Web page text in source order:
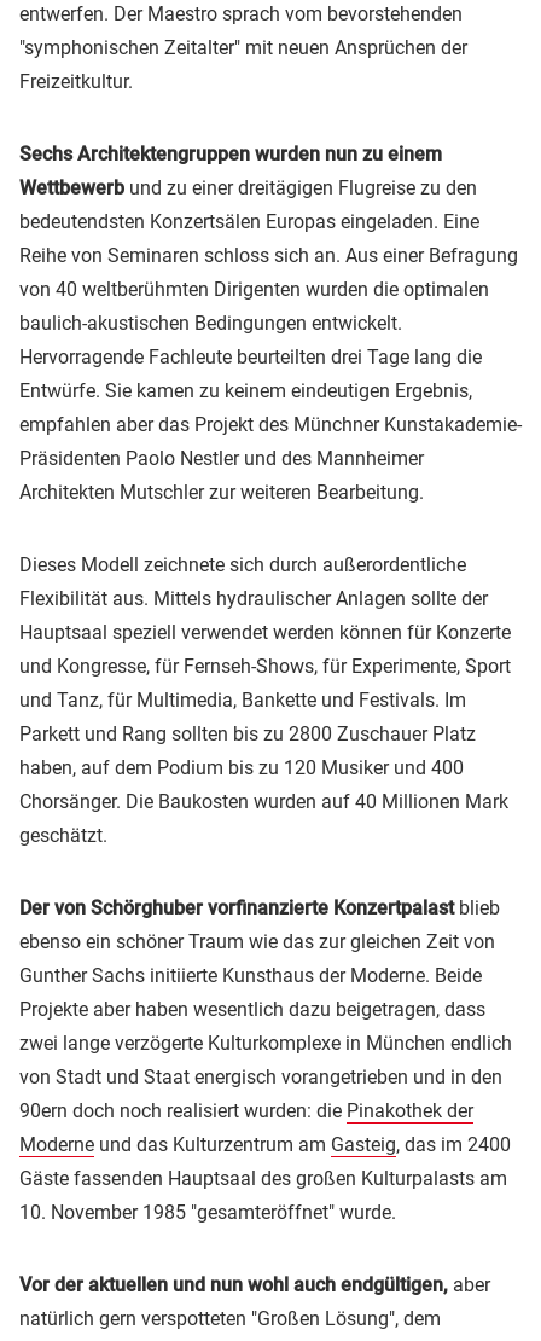
entwerfen. Der Maestro sprach vom bevorstehenden
"symphonischen Zeitalter" mit neuen Ansprüchen der
Freizeitkultur.
Sechs Architektengruppen wurden nun zu einem
Wettbewerb und zu einer dreitägigen Flugreise zu den
bedeutendsten Konzertsälen Europas eingeladen. Eine
Reihe von Seminaren schloss sich an. Aus einer Befragung
von 40 weltberühmten Dirigenten wurden die optimalen
baulich-akustischen Bedingungen entwickelt.
Hervorragende Fachleute beurteilten drei Tage lang die
Entwürfe. Sie kamen zu keinem eindeutigen Ergebnis,
empfahlen aber das Projekt des Münchner Kunstakademie-
Präsidenten Paolo Nestler und des Mannheimer
Architekten Mutschler zur weiteren Bearbeitung.
Dieses Modell zeichnete sich durch außerordentliche
Flexibilität aus. Mittels hydraulischer Anlagen sollte der
Hauptsaal speziell verwendet werden können für Konzerte
und Kongresse, für Fernseh-Shows, für Experimente, Sport
und Tanz, für Multimedia, Bankette und Festivals. Im
Parkett und Rang sollten bis zu 2800 Zuschauer Platz
haben, auf dem Podium bis zu 120 Musiker und 400
Chorsänger. Die Baukosten wurden auf 40 Millionen Mark
geschätzt.
Der von Schörghuber vorfinanzierte Konzertpalastblieb
ebenso ein schöner Traum wie das zur gleichen Zeit von
Gunther Sachs initiierte Kunsthaus der Moderne. Beide
Projekte aber haben wesentlich dazu beigetragen, dass
zwei lange verzögerte Kulturkomplexe in München endlich
von Stadt und Staat energisch vorangetrieben und in den
90ern doch noch realisiert wurden: die Pinakothek der
Moderne und das Kulturzentrum am Gasteig, das im 2400
Gäste fassenden Hauptsaal des großen Kulturpalasts am
10. November 1985 "gesamteröffnet" wurde.
Vor der aktuellen und nun wohl auch endgültigen, aber
natürlich gern verspotteten "Großen Lösung", dem